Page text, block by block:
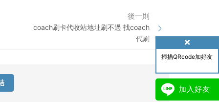
掃描QRcode加好友
加入好友
後一則
coach刷卡代收站地址刷不過 找coach
代刷